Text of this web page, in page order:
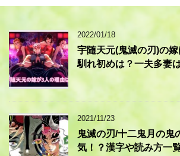
2022/01/18
宇随天元(鬼滅の刃)の
馴れ初めは？一夫多妻
2021/11/23
鬼滅の刃/十二鬼月の鬼
気！？漢字や読み方一